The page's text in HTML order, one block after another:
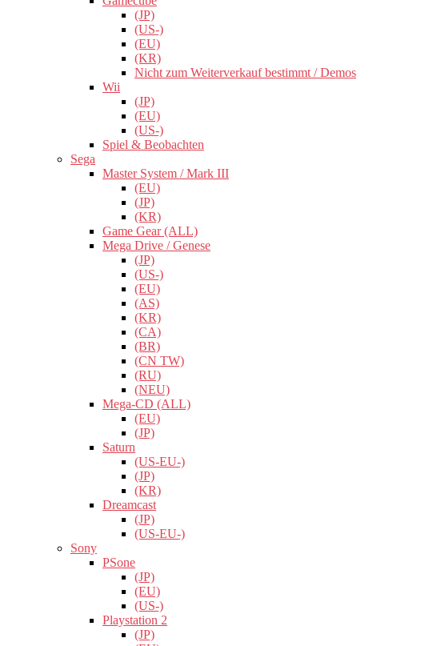
(JP)
(US-)
(EU)
(KR)
Nicht zum Weiterverkauf bestimmt / Demos
Wii
(JP)
(EU)
(US-)
Spiel & Beobachten
Sega
Master System / Mark III
(EU)
(JP)
(KR)
Game Gear (ALL)
Mega Drive / Genese
(JP)
(US-)
(EU)
(AS)
(KR)
(CA)
(BR)
(CN TW)
(RU)
(NEU)
Mega-CD (ALL)
(EU)
(JP)
Saturn
(US-EU-)
(JP)
(KR)
Dreamcast
(JP)
(US-EU-)
Sony
PSone
(JP)
(EU)
(US-)
Playstation 2
(JP)